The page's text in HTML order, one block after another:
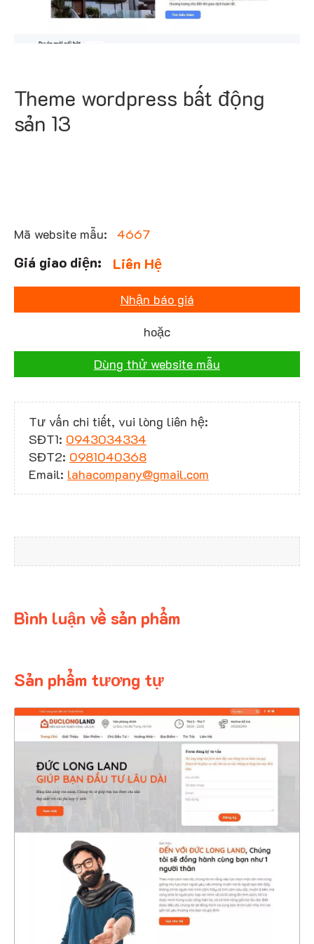
Theme wordpress bất động
sản 13
Mã website mẫu: 4667
Liên Hệ
Nhận báo giá
hoặc
Dùng thử website mẫu
Tư vấn chi tiết, vui lòng liên hệ:
SĐT1: 0943034334
SĐT2: 0981040368
Email: lahacompany@gmail.com
Bình luận về sản phẩm
Sản phẩm tương tự
CHI TIẾT